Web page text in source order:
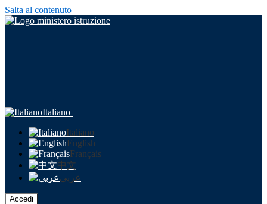
Salta al contenuto
Italiano
Italiano
English
Français
中文
عربى
Accedi